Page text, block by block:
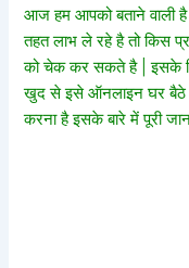
आज हम आपको बताने वाली
तहत लाभ ले रहे है तो किस
को चेक कर सकते है | इसके
खुद से इसे ऑनलाइन घर
करना है इसके बारे में पूरी